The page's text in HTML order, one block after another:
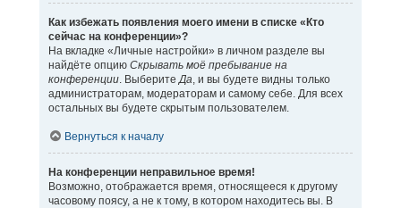
Как избежать появления моего имени в списке «Кто
сейчас на конференции»?
На вкладке «Личные настройки» в личном разделе вы
найдёте опцию Скрывать моё пребывание на
конференции. ВыберитеДа, и вы будете видны только
администраторам, модераторам и самому себе. Для всех
остальных вы будете скрытым пользователем.
Вернуться к началу
На конференции неправильное время!
Возможно, отображается время, относящееся к другому
часовому поясу, а не к тому, в котором находитесь вы. В